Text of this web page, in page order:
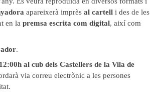
apareixerà imprès al cartell i des de les
en la premsa escrita com digital, així com
.
al cub dels Castellers de la Vila de
via correu electrònic a les persones